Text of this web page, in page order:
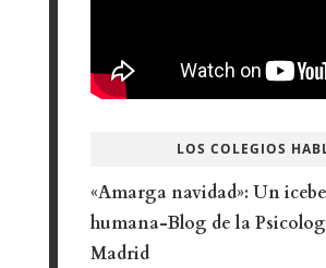
LOS COLEGIOS
«Amarga navidad»: Un
humana-Blog de la
Madrid